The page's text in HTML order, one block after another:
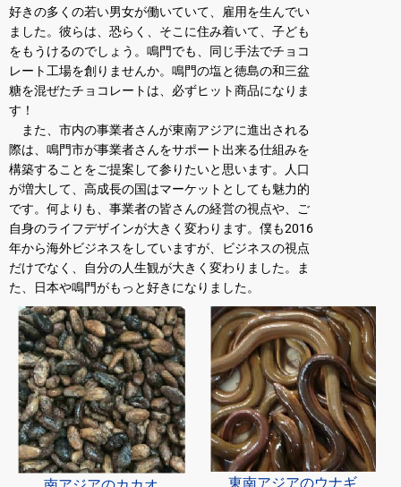
好きの多くの若い男女が働いていて、雇用を生んでい
ました。彼らは、恐らく、そこに住み着いて、子ども
をもうけるのでしょう。鳴門でも、同じ手法でチョコ
レート工場を創りませんか。鳴門の塩と徳島の和三盆
糖を混ぜたチョコレートは、必ずヒット商品になりま
す！
また、市内の事業者さんが東南アジアに進出される
際は、鳴門市が事業者さんをサポート出来る仕組みを
構築することをご提案して参りたいと思います。人口
が増大して、高成長の国はマーケットとしても魅力的
です。何よりも、事業者の皆さんの経営の視点や、ご
自身のライフデザインが大きく変わります。僕も2016
年から海外ビジネスをしていますが、ビジネスの視点
だけでなく、自分の人生観が大きく変わりました。ま
た、日本や鳴門がもっと好きになりました。
東南アジアのウナギ